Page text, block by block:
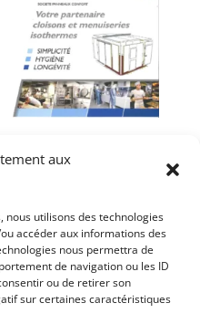
aux
utilisons des technologies
accéder aux informations des
nous permettra de
de navigation ou les ID
ou de retirer son
sur certaines caractéristiques